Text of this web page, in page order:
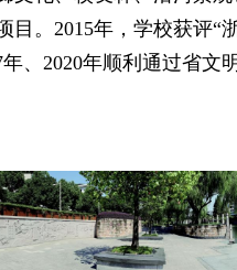
目。 2015年，学校获评“
、2020年顺利通过省文